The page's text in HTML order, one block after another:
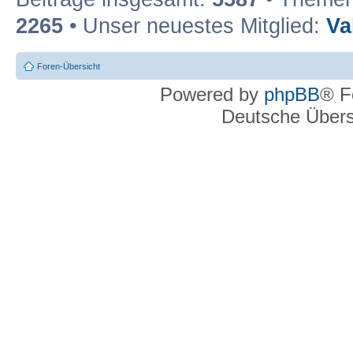
2265 • Unser neuestes Mitglied:
Foren-Übersicht
Powered by phpBB®
Deutsche